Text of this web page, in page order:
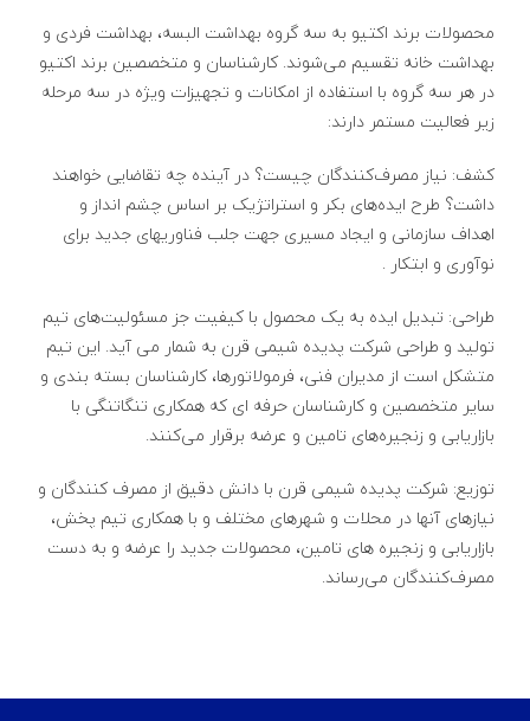
محصولات برند اکتیو به سه گروه بهداشت البسه، بهداشت فردی و
بهداشت خانه تقسیم می‌شوند. کارشناسان و متخصصین برند اکتیو
در هر سه گروه با استفاده از امکانات و تجهیزات ویژه در سه مرحله
زیر فعالیت مستمر دارند:
کشف: نیاز مصرف‌کنندگان چیست؟ در آینده چه تقاضایی خواهند
داشت؟ طرح ایده‌های بکر و استراتژیک بر اساس چشم انداز و
اهداف سازمانی و ایجاد مسیری جهت جلب فناوریهای جدید برای
نوآوری و ابتکار .
طراحی: تبدیل ایده به یک محصول با کیفیت جز مسئولیت‌های تیم
تولید و طراحی شرکت پدیده شیمی قرن به شمار می آید. این تیم
متشکل است از مدیران فنی، فرمولاتورها، کارشناسان بسته بندی و
سایر متخصصین و کارشناسان حرفه ای که همکاری تنگاتنگی با
بازاریابی و زنجیره‌های تامین و عرضه برقرار می‌کنند.
توزیع: شرکت پدیده شیمی قرن با دانش دقیق از مصرف کنندگان و
نیازهای آنها در محلات و شهرهای مختلف و با همکاری تیم پخش،
بازاریابی و زنجیره های تامین، محصولات جدید را عرضه و به دست
مصرف‌کنندگان می‌رساند.